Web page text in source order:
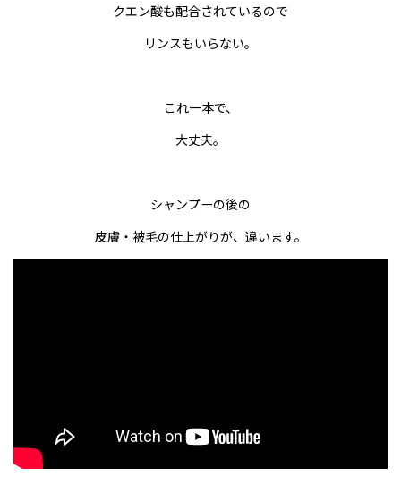
クエン酸も配合されているので
リンスもいらない。
これ一本で、
大丈夫。
シャンプーの後の
皮膚・被毛の仕上がりが、違います。